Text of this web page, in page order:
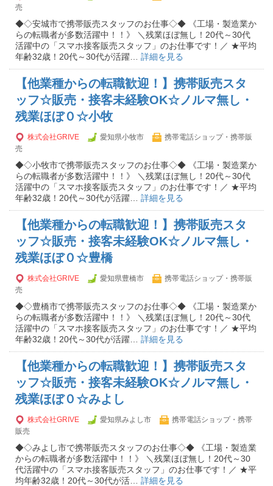
売
◆◇安城市で携帯販売スタッフのお仕事◇◆ 《工場・製造業か
らの転職者が多数活躍中！！》 ＼残業ほぼ無し！20代～30代
活躍中の「スマホ接客販売スタッフ」のお仕事です！／ ★平均
年齢32歳！20代～30代が活躍… 詳細を見る
【他業種からの転職歓迎！】携帯販売スタ
ッフ☆販売・接客未経験OK☆ノルマ無し・
残業ほぼ０☆小牧
株式会社GRIVE 愛知県小牧市
携帯電話ショップ・携帯販
売
◆◇小牧市で携帯販売スタッフのお仕事◇◆ 《工場・製造業か
らの転職者が多数活躍中！！》 ＼残業ほぼ無し！20代～30代
活躍中の「スマホ接客販売スタッフ」のお仕事です！／ ★平均
年齢32歳！20代～30代が活躍… 詳細を見る
【他業種からの転職歓迎！】携帯販売スタ
ッフ☆販売・接客未経験OK☆ノルマ無し・
残業ほぼ０☆豊橋
株式会社GRIVE 愛知県豊橋市
携帯電話ショップ・携帯販
売
◆◇豊橋市で携帯販売スタッフのお仕事◇◆ 《工場・製造業か
らの転職者が多数活躍中！！》 ＼残業ほぼ無し！20代～30代
活躍中の「スマホ接客販売スタッフ」のお仕事です！／ ★平均
年齢32歳！20代～30代が活躍… 詳細を見る
【他業種からの転職歓迎！】携帯販売スタ
ッフ☆販売・接客未経験OK☆ノルマ無し・
残業ほぼ０☆みよし
株式会社GRIVE 愛知県みよし市
携帯電話ショップ・携帯
販売
◆◇みよし市で携帯販売スタッフのお仕事◇◆ 《工場・製造業
からの転職者が多数活躍中！！》 ＼残業ほぼ無し！20代～30
代活躍中の「スマホ接客販売スタッフ」のお仕事です！／ ★平
均年齢32歳！20代～30代が活… 詳細を見る